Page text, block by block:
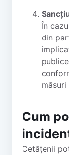
În
din
Cum
Cetățenii